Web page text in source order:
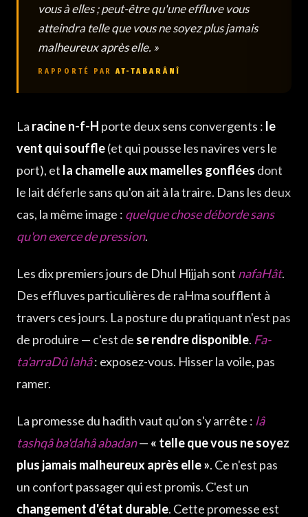
vous à elles ; peut-être qu'une effluve vous
atteindra telle que vous ne soyez plus jamais
malheureux après elle. »
RAPPORTÉ PAR AT-TABARÂNÎ
La racine n-f-H porte deux sens convergents : le
vent qui souffle(et qui pousse les navires vers le
port), et la chamelle aux mamelles gonflées dont
le lait déferle sans qu'on ait à la traire. Dans les deux
cas, la même image : quelque chose déborde sans
qu'on exerce de pression.
Les dix premiers jours de Dhul Hijjah sont nafaHât.
Des effluves particulières de raHma soufflent à
travers ces jours. La posture du pratiquant n'est pas
de produire — c'est de se rendre disponible. Fa-
ta'arraDû lahâ: exposez-vous. Hisser la voile, pas
ramer.
La promesse du hadith vaut qu'on s'y arrête : lâ
tashqâ ba'dahâ abadan— « telle que vous ne soyez
plus jamais malheureux après elle ». Ce n'est pas
un confort passager qui est promis. C'est un
changement d'état durable. Cette promesse est